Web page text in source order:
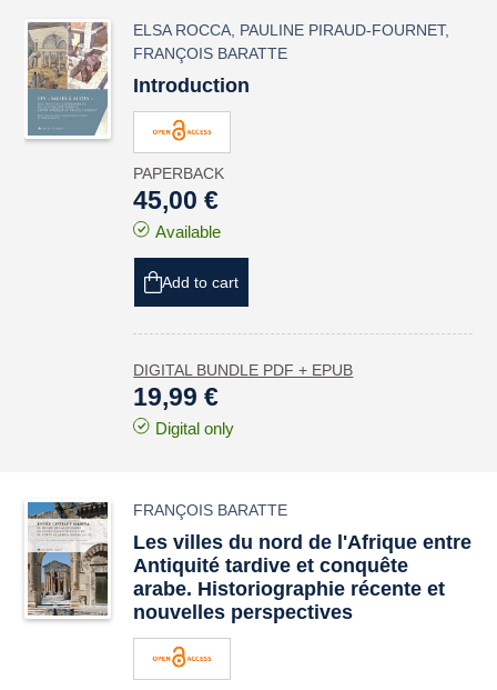
ELSA ROCCA PAULINE PIRAUD-FOURNET,
FRANÇOIS BARATTE
Introduction
PAPERBACK
45,00 €
Available
Add to cart
DIGITAL BUNDLE PDF + EPUB
19,99 €
Digital only
FRANÇOIS BARATTE
Les villes du nord de l'Afrique entre
Antiquité tardive et conquête
arabe. Historiographie récente et
nouvelles perspectives